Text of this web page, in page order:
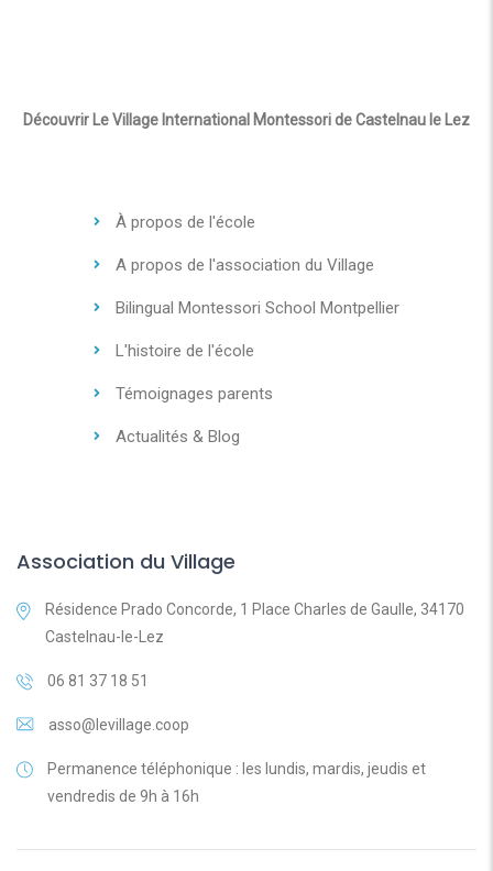
Découvrir Le Village International Montessori de Castelnau le Lez
À propos de l'école
A propos de l'association du Village
Bilingual Montessori School Montpellier
L'histoire de l'école
Témoignages parents
Actualités & Blog
Association du Village
Résidence Prado Concorde, 1 Place Charles de Gaulle, 34170
Castelnau-le-Lez
06 81 37 18 51
asso@levillage.coop
Permanence téléphonique : les lundis, mardis, jeudis et
vendredis de 9h à 16h